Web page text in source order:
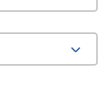
ледяном дожде и
тепло и
женский RUNNING